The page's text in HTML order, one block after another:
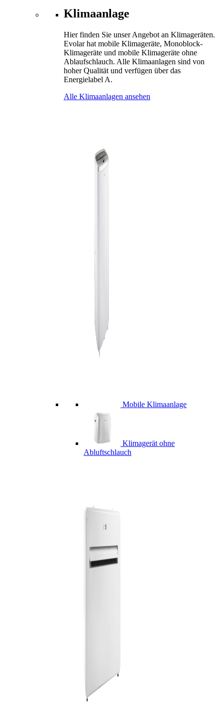
Klimaanlage
Hier finden Sie unser Angebot an Klimageräten.
Evolar hat mobile Klimageräte, Monoblock-
Klimageräte und mobile Klimageräte ohne
Ablaufschlauch. Alle Klimaanlagen sind von
hoher Qualität und verfügen über das
Energielabel A.
Alle Klimaanlagen ansehen
Mobile Klimaanlage
Klimagerät ohne
Abluftschlauch